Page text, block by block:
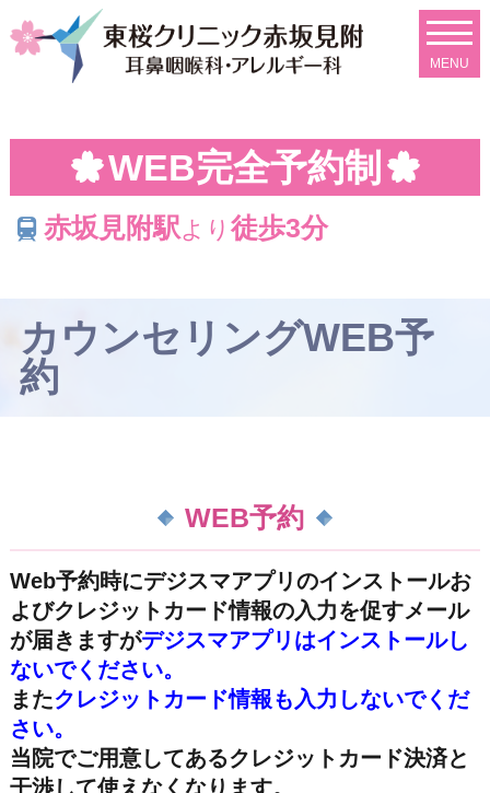
【WEBカウンセ
WEB完全予約制
赤坂見附駅より徒歩3分
カウンセリングWEB予
約
WEB予約
Web予約時にデジスマアプリのインストールお
よびクレジットカード情報の入力を促すメール
が届きますがデジスマアプリはインストールし
ないでください。
またクレジットカード情報も入力しないでくだ
さい。
当院でご用意してあるクレジットカード決済と
干渉して使えなくなります。